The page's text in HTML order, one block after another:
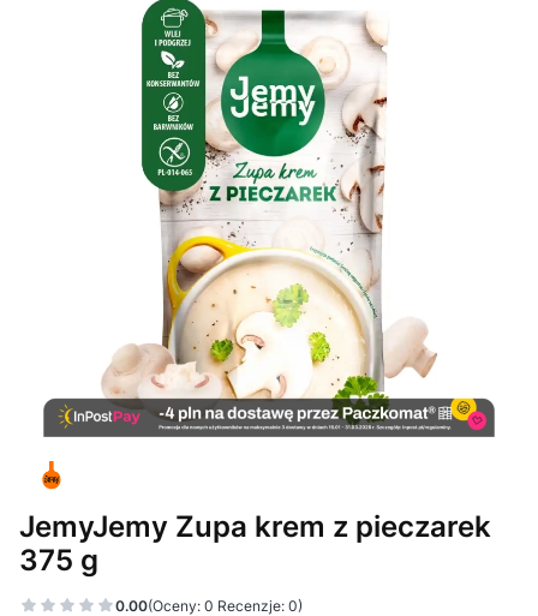
JemyJemy Zupa krem z pieczarek
375 g
0.00(Oceny: 0 Recenzje: 0)